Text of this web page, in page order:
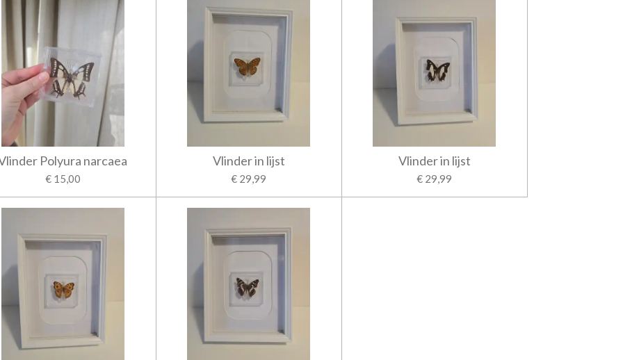
Polyura narcaea
€ 15,00
Vlinder in lijst
€ 29,99
Vlinder in lijst
€ 29,99